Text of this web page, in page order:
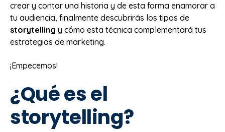
crear y contar una historia y de esta forma enamorar a
tu audiencia, finalmente descubrirás los tipos de
storytelling y cómo esta técnica complementará tus
estrategias de marketing.
¡Empecemos!
¿Qué es el
storytelling?